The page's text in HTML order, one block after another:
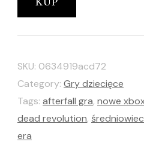
KUP
SKU: 0634919acd72
Category: Gry dziecięce
Tags: afterfall gra, nowe
dead revolution,
era